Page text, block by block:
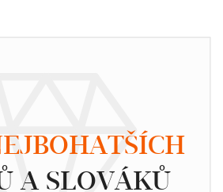
A SLOVÁKŮ